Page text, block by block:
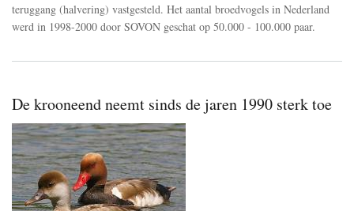
teruggang (halvering) vastgesteld. Het aantal broedvogels in Nederland
werd in 1998-2000 door SOVON geschat op 50.000 - 100.000 paar.
De krooneend neemt sinds de jaren 1990 sterk toe